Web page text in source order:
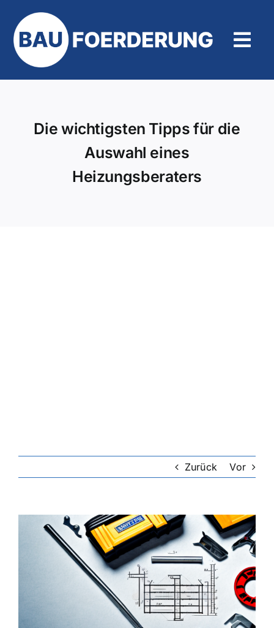
Inhalt
springen
Die wichtigsten Tipps für die
Auswahl eines
Heizungsberaters
Zurück Vor
grösseres